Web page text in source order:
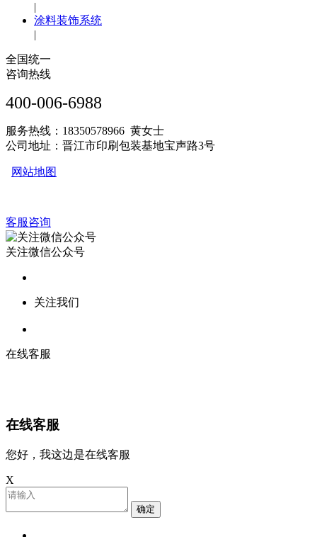
|
涂料装饰系统
|
全国统一
咨询热线
400-006-6988
服务热线：18350578966 黄女士
公司地址：晋江市印刷包装基地宝声路3号
网站地图
客服咨询
关注微信公众号
关注我们
在线客服
在线客服
您好，我这边是在线客服
X
确定